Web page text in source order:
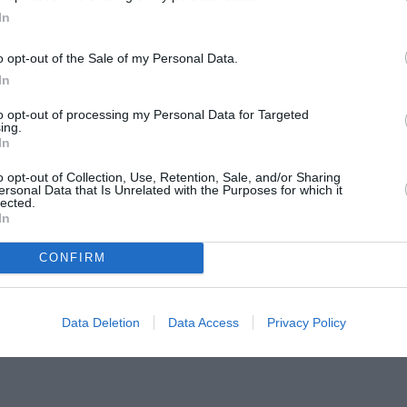
opt-out of the Sale of my Personal Data.
opt-out of processing my Personal Data for Targeted
opt-out of Collection, Use, Retention, Sale, and/or Sharing
Data that Is Unrelated with the Purposes for which it
CONFIRM
Data Deletion Data Access Privacy Policy
dai migranti serve "uno sforzo
2009 – L’immigrazione "ha sempre portato benefici
migratorio sia accompagnato da uno sforzo di
europeo, il polacco Jerzy Buzek,
plenaria a Strasburgo.
con i